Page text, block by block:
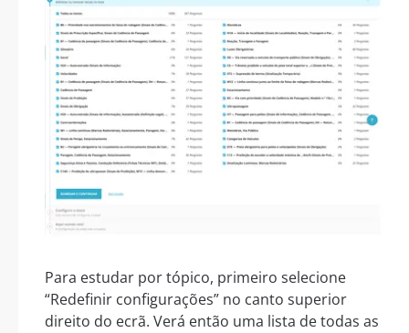
Para estudar por tópico, primeiro selecione
“Redefinir configurações” no canto superior
direito do ecrã. Verá então uma lista de todas as